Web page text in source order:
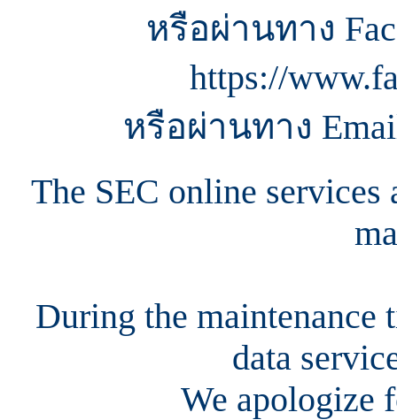
หรือผ่านทาง
https://
หรือผ่านทาง
The SEC online
During the maintenance
data
We apologize